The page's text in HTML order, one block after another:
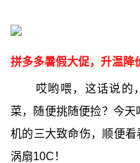
拼多多暑假大促，升温
哎哟喂，这话说的
菜，随便挑随便捡？今
机的三大致命伤，顺便看
涡扇10C！